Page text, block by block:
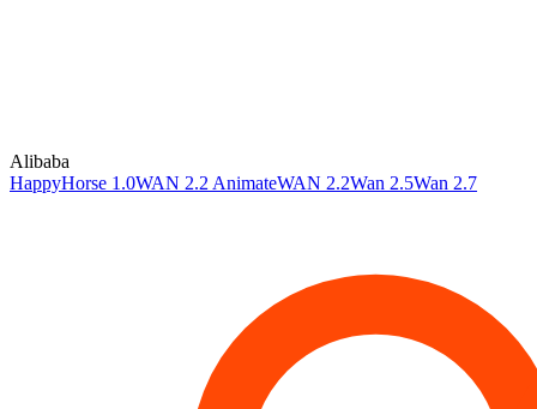
Alibaba
HappyHorse 1.0WAN 2.2 AnimateWAN 2.2Wan 2.5Wan 2.7